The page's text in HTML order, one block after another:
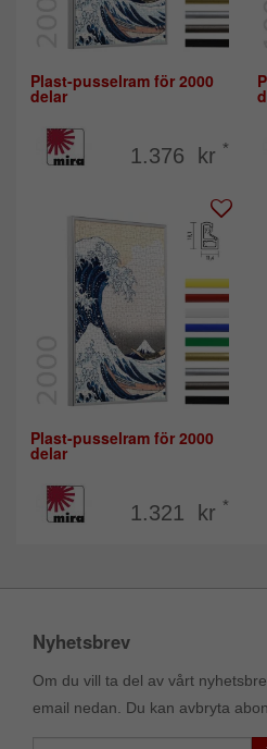
Plast-pusselram för 2000
delar
1.376 kr *
Plast-pusselram för 2000
delar
1.321 kr *
Nyhetsbrev
Om du vill ta del av vårt
email nedan. Du kan avbryta